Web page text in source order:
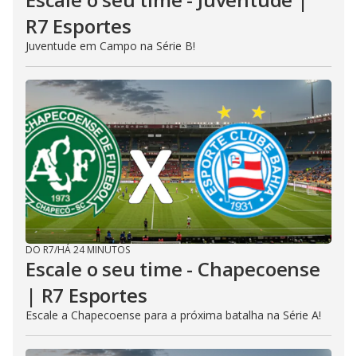
R7 Esportes
Juventude em Campo na Série B!
DO R7/HÁ 24 MINUTOS
Escale o seu time - Chapecoense
| R7 Esportes
Escale a Chapecoense para a próxima batalha na Série A!